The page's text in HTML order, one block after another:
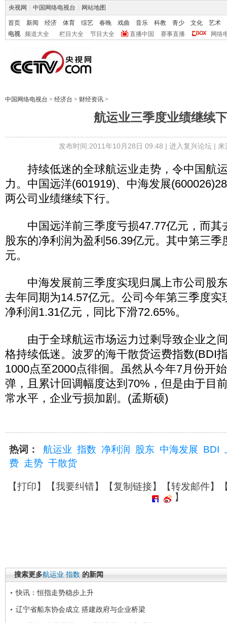
央视网 中国网络电视台 网站地图
首页 新闻 经济 体育 综艺 春晚 戏曲 音乐 科教 青少 文化
艺术
电视
频道大全 栏目大全 节目大全 直播中国 赛事直播 网络
中国网络电视台 > 经济台 > 财经资讯 >
航运业三季度业绩继续
发布时间:2011年10月28日 09:48 | 进入复兴论坛| 来
持续低迷的全球航运业走势，令中国航
力。中国远洋(601919)、中海发展
两公司业绩继续下行。
中国远洋前三季度亏损47.77亿元，而其
股东的净利润为盈利56.39亿元。其中第三季
元。
中海发展前三季度实现归属上市公司股
去年同期为14.57亿元。公司今年第三季度实
净利润1.31亿元，同比下滑72.65%。
由于全球航运市场运力过剩导致企业之
格持续低迷。波罗的海干散货运费指数(BDI
1000点至2000点徘徊。虽然从今年7月份开
弹，且累计回调幅度达到70%，但是由于目
常水平，企业亏损加剧。(孟斯硕)
热词： 航运业 指数 净利润 股东 中海发展 BDI
费 走势 干散货
【打印】【我要纠错】【复制链接】【转发邮件】
】
搜索更多航运业 指数 的新闻
快讯：恒指走势稳步上升
辽宁省船东协会成立 搭建政府与企业桥梁